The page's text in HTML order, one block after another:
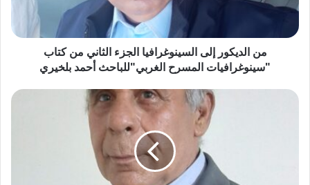
من الديكور إلى السينوغرافيا الجزء الثاني من كتاب
"سينوغرافيات المسرح الغربي"للباحث أحمد بلخيري